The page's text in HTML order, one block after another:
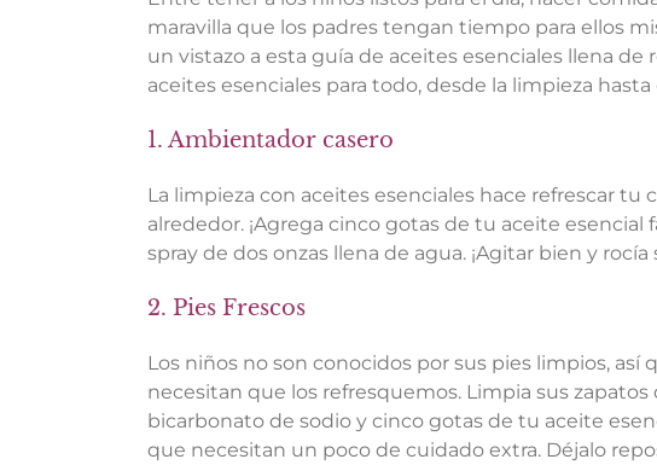
maravilla que los padres tengan tiempo para ellos
un vistazo a esta guía de aceites esenciales llena
aceites esenciales para todo, desde la limpieza
1. Ambientador casero
La limpieza con aceites esenciales hace refrescar
alrededor. ¡Agrega cinco gotas de tu aceite esencial
spray de dos onzas llena de agua. ¡Agitar bien y
2. Pies Frescos
Los niños no son conocidos por sus pies limpios,
necesitan que los refresquemos. Limpia sus
bicarbonato de sodio y cinco gotas de tu aceite
que necesitan un poco de cuidado extra. Déjalo